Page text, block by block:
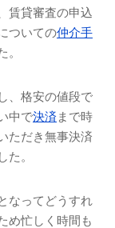
賃貸審査の申込
ついての仲介手
。
、格安の値段で
中で決済まで時
ただき無事決済
た。
なってどうすれ
め忙しく時間も